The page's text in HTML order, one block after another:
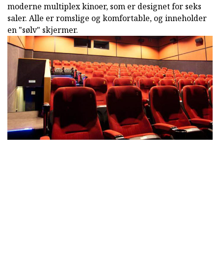
moderne multiplex kinoer, som er designet for seks
saler. Alle er romslige og komfortable, og inneholder
en "sølv" skjermer.